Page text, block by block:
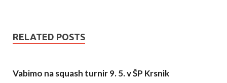
RELATED POSTS
Vabimo na squash turnir 9. 5. v ŠP Krsnik